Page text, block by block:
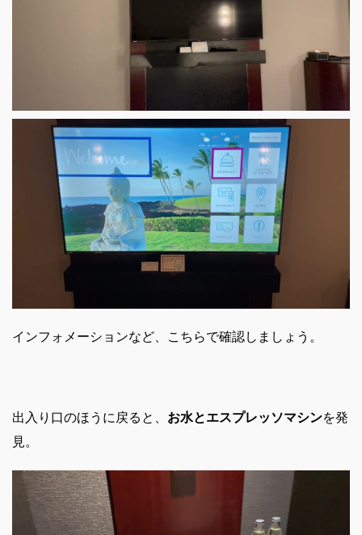
インフォメーションなど、こちらで確認しましょう。
出入り口のほうに戻ると、 お水とエスプレッソマシンを発
見。